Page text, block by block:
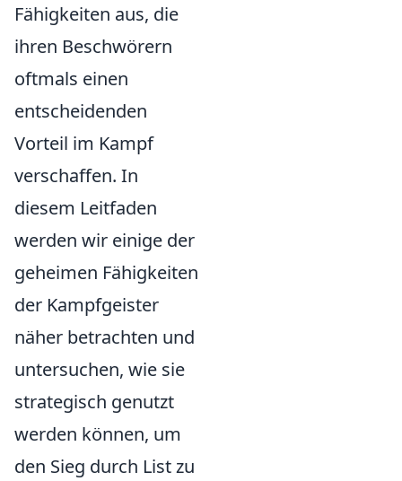
Fähigkeiten aus, die
ihren Beschwörern
oftmals einen
entscheidenden
Vorteil im Kampf
verschaffen. In
diesem Leitfaden
werden wir einige der
geheimen Fähigkeiten
der Kampfgeister
näher betrachten und
untersuchen, wie sie
strategisch genutzt
werden können, um
den Sieg durch List zu